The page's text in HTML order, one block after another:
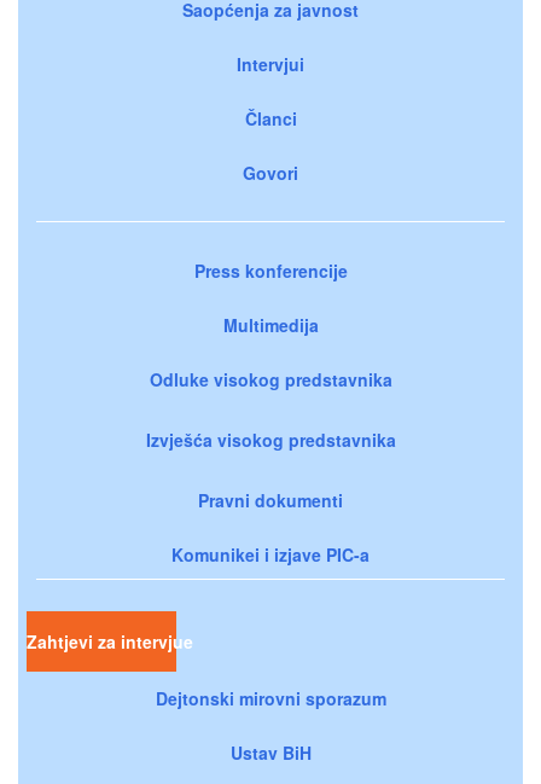
Saopćenja za javnost
Intervjui
Članci
Govori
Press konferencije
Multimedija
Odluke visokog predstavnika
Izvješća visokog predstavnika
Pravni dokumenti
Komunikei i izjave PIC-a
Zahtjevi za intervjue
Dejtonski mirovni sporazum
Ustav BiH